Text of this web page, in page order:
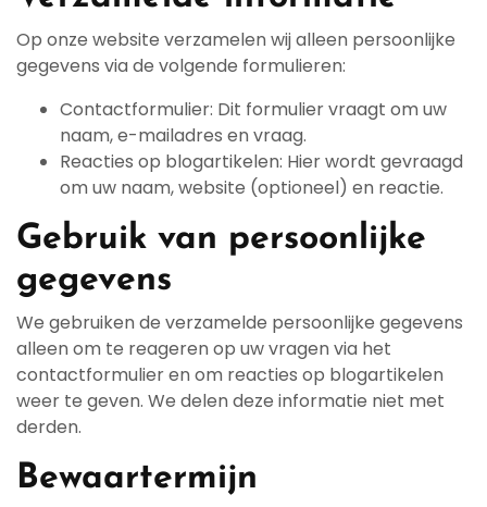
Op onze website verzamelen wij alleen persoonlijke
gegevens via de volgende formulieren:
Contactformulier: Dit formulier vraagt om uw
naam, e-mailadres en vraag.
Reacties op blogartikelen: Hier wordt gevraagd
om uw naam, website (optioneel) en reactie.
Gebruik van persoonlijke
gegevens
We gebruiken de verzamelde persoonlijke gegevens
alleen om te reageren op uw vragen via het
contactformulier en om reacties op blogartikelen
weer te geven. We delen deze informatie niet met
derden.
Bewaartermijn